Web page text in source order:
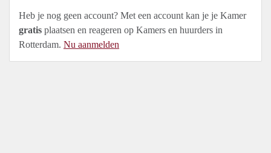
Heb je nog geen account? Met een account kan je je Kamer
gratis plaatsen en reageren op Kamers en huurders in
Rotterdam. Nu aanmelden